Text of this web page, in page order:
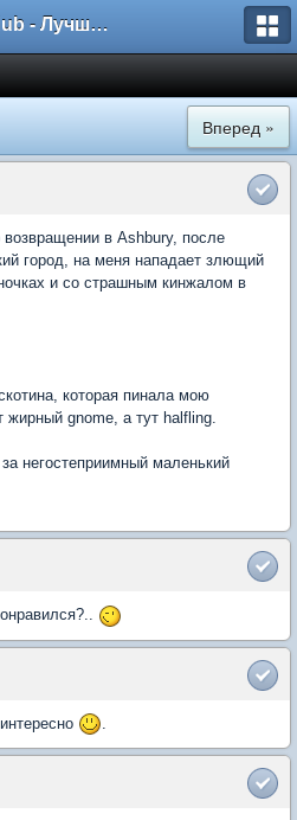
Life Hub - Лучшие компьютерные игры мира
Вперед »
возвращении в Ashbury, после
город, на меня нападает злющий
и со страшным кинжалом в
которая пинала мою
жирный gnome, а тут halfling.
негостеприимный маленький